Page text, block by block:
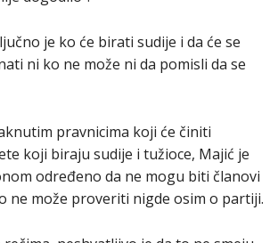
je ko će birati sudije i da će se
ni ko ne može ni da pomisli da se
pravnicima koji će činiti
koji biraju sudije i tužioce, Majić je
određeno da ne mogu biti članovi
ne može proveriti nigde osim o partiji.